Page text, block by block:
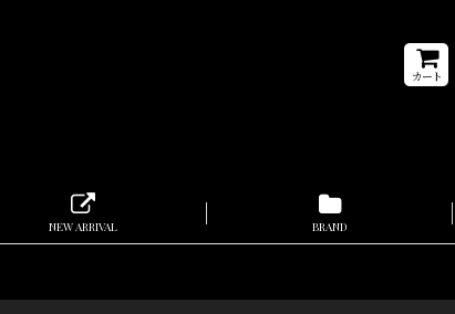
カート
NEW ARRIVAL BRAND